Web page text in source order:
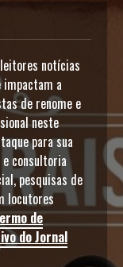
notícias
a
de renome e
neste
para sua
consultoria
pesquisas de
locutores
de
do Jornal